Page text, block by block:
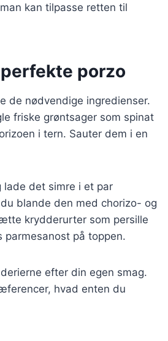
kan tilpasse retten til
porzo
de nødvendige ingredienser.
friske grøntsager som spinat
i tern. Sauter dem i en
det simre i et par
blande den med chorizo- og
krydderurter som persille
parmesanost på toppen.
efter din egen smag.
hvad enten du